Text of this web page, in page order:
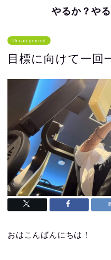
やるか？や
Uncategorized
目標に向けて一回
おはこんばんにちは！